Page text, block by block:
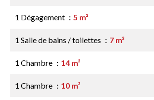
1 Dégagement 5 m²
1 Salle de bains / toilettes 7 m²
1 Chambre 14 m²
1 Chambre 10 m²